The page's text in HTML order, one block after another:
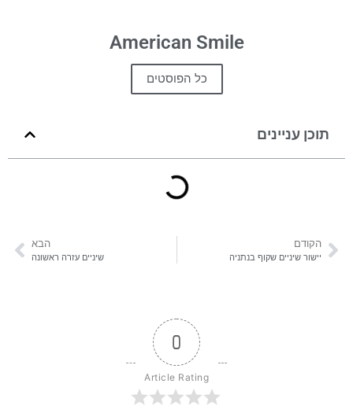
American Smile
כל הפוסטים
תוכן עניינים
הקודם
יישור שיניים שקוף בנתניה
הבא
שיניים עזרה ראשונה
0
Article Rating